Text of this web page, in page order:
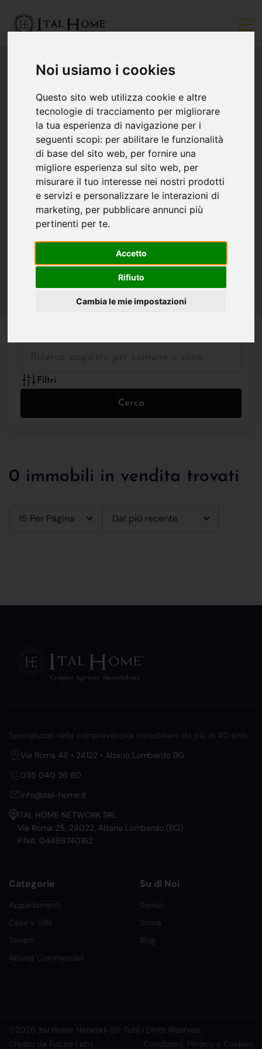
Noi usiamo i cookies
Questo sito web utilizza cookie e altre
tecnologie di tracciamento per migliorare
la tua esperienza di navigazione per i
seguenti scopi: per abilitare le funzionalità
di base del sito web, per fornire una
migliore esperienza sul sito web, per
misurare il tuo interesse nei nostri prodotti
e servizi e personalizzare le interazioni di
marketing, per pubblicare annunci più
pertinenti per te.
Accetto
Rifiuto
Cambia le mie impostazioni
Filtri
Cerca
0 immobili in vendita trovati
15 Per Pagina Dal più recente
Specializzati nella compravendita immobiliare da più di 40 anni.
Via Roma 48 • 24122 • Alzano Lombardo BG
035 040 26 60
info@ital-home.it
ITAL HOME NETWORK SRL
Via Roma 25, 24022, Alzano Lombardo (BG)
P.IVA: 04486740162
Categorie
Appartamenti
Case e Ville
Terreni
Attività Commerciali
Su di Noi
Servizi
Storia
Blog
©2026 Ital Home Network Srl. Tutti i Diritti Riservati.
Creato da Future Labs
Condizioni, Privacy e Cookies